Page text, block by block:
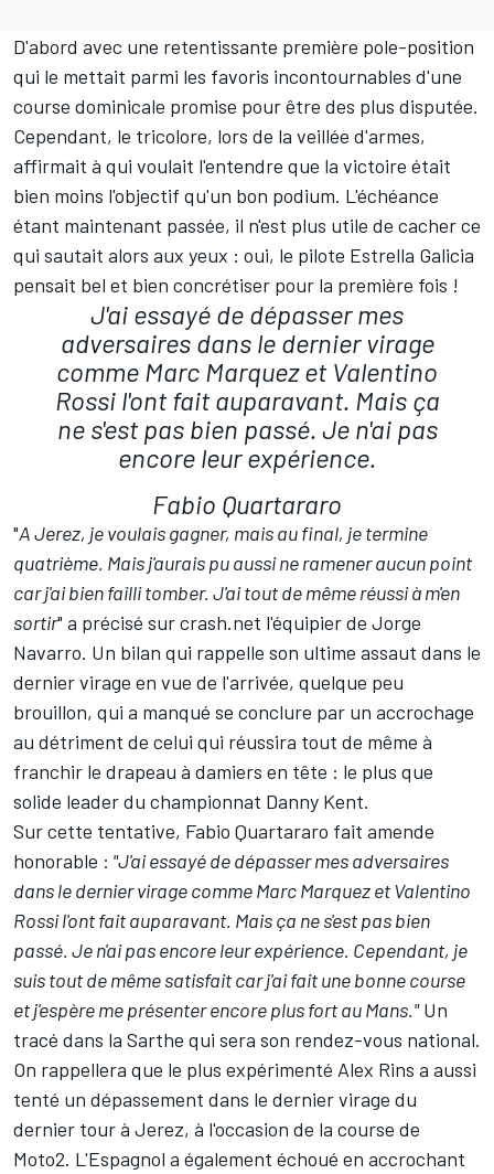
D'abord avec une retentissante première pole-position
qui le mettait parmi les favoris incontournables d'une
course dominicale promise pour être des plus disputée.
Cependant, le tricolore, lors de la veillée d'armes,
affirmait à qui voulait l'entendre que la victoire était
bien moins l'objectif qu'un bon podium. L'échéance
étant maintenant passée, il n'est plus utile de cacher ce
qui sautait alors aux yeux : oui, le pilote Estrella Galicia
pensait bel et bien concrétiser pour la première fois !
J'ai essayé de dépasser mes
adversaires dans le dernier virage
comme Marc Marquez et Valentino
Rossi l'ont fait auparavant. Mais ça
ne s'est pas bien passé. Je n'ai pas
encore leur expérience.
Fabio Quartararo
"A Jerez, je voulais gagner, mais au final, je termine
quatrième. Mais j'aurais pu aussi ne ramener aucun point
car j'ai bien failli tomber. J'ai tout de même réussi à m'en
sortir" a précisé sur crash.net l'équipier de Jorge
Navarro. Un bilan qui rappelle son ultime assaut dans le
dernier virage en vue de l'arrivée, quelque peu
brouillon, qui a manqué se conclure par un accrochage
au détriment de celui qui réussira tout de même à
franchir le drapeau à damiers en tête : le plus que
solide leader du championnat Danny Kent.
Sur cette tentative, Fabio Quartararo fait amende
honorable : "J'ai essayé de dépasser mes adversaires
dans le dernier virage comme Marc Marquez et Valentino
Rossi l'ont fait auparavant. Mais ça ne s'est pas bien
passé. Je n'ai pas encore leur expérience. Cependant, je
suis tout de même satisfait car j'ai fait une bonne course
et j'espère me présenter encore plus fort au Mans."Un
tracé dans la Sarthe qui sera son rendez-vous national.
On rappellera que le plus expérimenté Alex Rins a aussi
tenté un dépassement dans le dernier virage du
dernier tour à Jerez, à l'occasion de la course de
Moto2. L'Espagnol a également échoué en accrochant